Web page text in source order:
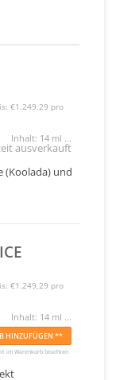
€1.249,29 pro
Inhalt: 14 ml ...
ausverkauft
(Koolada) und
€1.249,29 pro
Inhalt: 14 ml ...
HINZUFÜGEN **
im Warenkorb beachten